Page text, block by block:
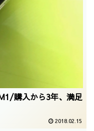
購入から3年、満足
2018.02.15